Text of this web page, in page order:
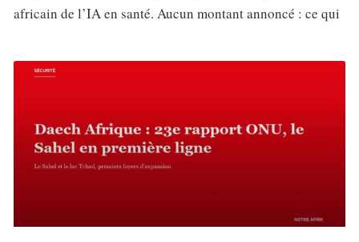
africain de l’IA en santé. Aucun montant annoncé : ce qui